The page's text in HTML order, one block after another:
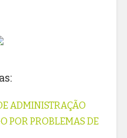
ADMINISTRAÇÃO
POR PROBLEMAS DE